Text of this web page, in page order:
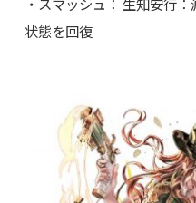
状態を回復